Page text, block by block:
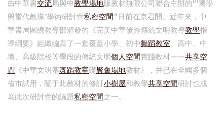
由中華書交流局與中教學場地版教材無限公司聯合主辦的“‘國學
與當代教導’學術研討會私密空間”日前在京召開。近年來，中
華書局圍繞教導部頒發的《完美中華優秀傳統文明教導教學指
導綱要》組織編寫了一套覆蓋小學、初中舞蹈教室、高中、中
職、高級院校等學段的傳統文明個人空間實踐教材——共享空
間 《中華文明基舞蹈教室礎聚會場地教材》，并已在全國多個
省市試用，關于此教材的修訂小樹屋和教學共享空間研討也成
為此次研討會的議題私密空間之一。